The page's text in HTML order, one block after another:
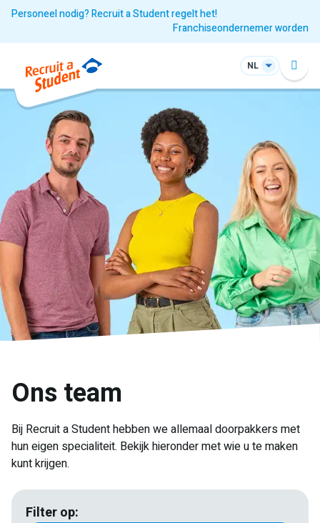
Personeel nodig? Recruit a Student regelt het!
Franchiseondernemer worden
NL
Ons team
Bij Recruit a Student hebben we allemaal doorpakkers met
hun eigen specialiteit. Bekijk hieronder met wie u te maken
kunt krijgen.
Filter op: